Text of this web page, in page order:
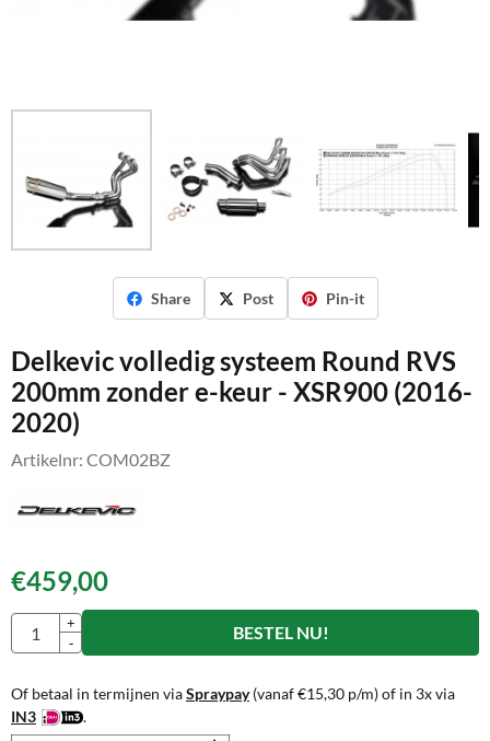
Share Post Pin-it
Delkevic volledig systeem Round RVS
200mm zonder e-keur - XSR900 (2016-
2020)
Artikelnr: COM02BZ
€459,00
Aantal
+
-
BESTEL NU!
Of betaal in termijnen viaSpraypay(vanaf€15,30 p/m) of in 3x via
IN3
.